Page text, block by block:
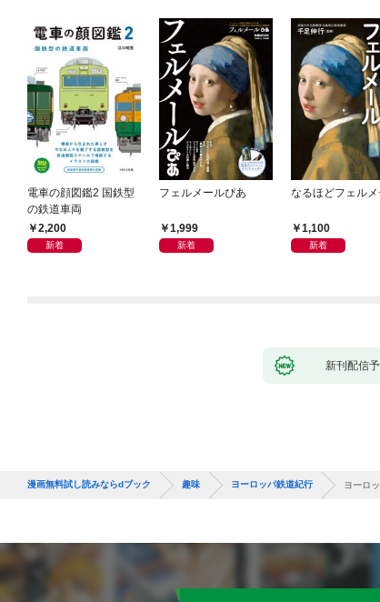
電車の顔図鑑2 国鉄型
の鉄道車両
2,200
新着
フェルメールぴあ
1,999
新着
なるほどフェル
1,100
新着
新刊配信
漫画無料試し読みならdブック 趣味 ヨーロッパ鉄道紀行 ヨーロ